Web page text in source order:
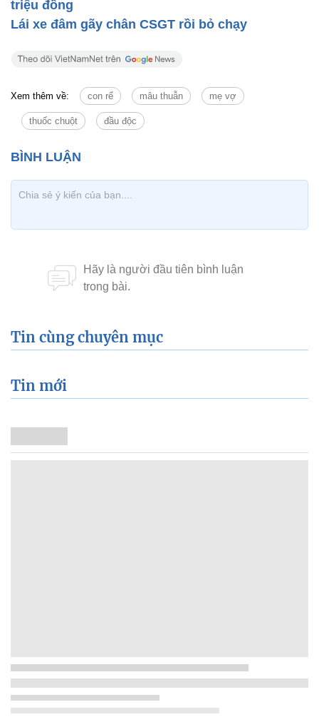
triệu đồng
Lái xe đâm gãy chân CSGT rồi bỏ chạy
Xem thêm về: con rể mâu thuẫn mẹ vợ
thuốc chuột đầu độc
Tin cùng chuyên mục
Tin mới